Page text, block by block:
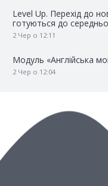
Level Up. Перехід до
готуються до
2 Чер о 12:11
Модуль «Англійська
2 Чер о 12:04